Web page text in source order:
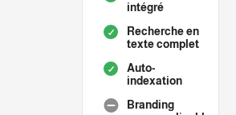
intégré
Recherche en
texte complet
Auto-
indexation
Branding